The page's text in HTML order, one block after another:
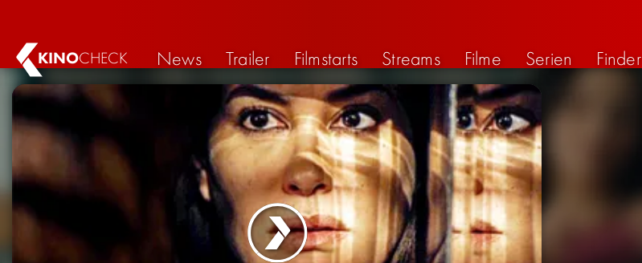
KINOCHECK News Trailer Filmstarts Streams Filme Serien Finder